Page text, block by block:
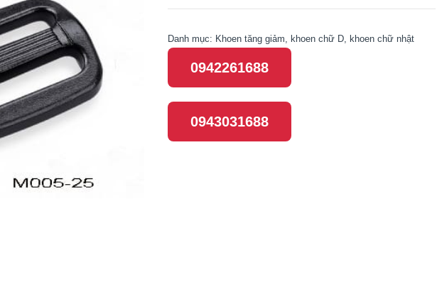
Danh mục: Khoen tăng giảm, khoen chữ D, khoen chữ nhật
0942261688
0943031688